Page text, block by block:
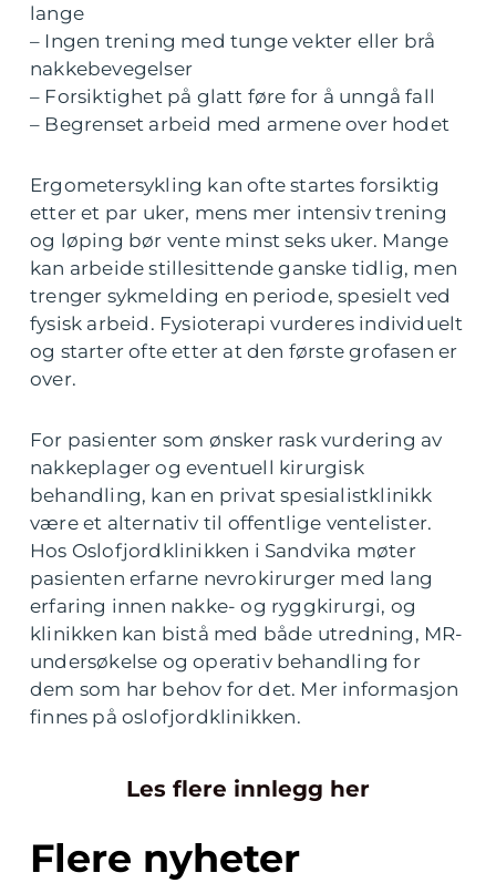
lange
– Ingen trening med tunge vekter eller brå
nakkebevegelser
– Forsiktighet på glatt føre for å unngå fall
– Begrenset arbeid med armene over hodet
Ergometersykling kan ofte startes forsiktig
etter et par uker, mens mer intensiv trening
og løping bør vente minst seks uker. Mange
kan arbeide stillesittende ganske tidlig, men
trenger sykmelding en periode, spesielt ved
fysisk arbeid. Fysioterapi vurderes individuelt
og starter ofte etter at den første grofasen er
over.
For pasienter som ønsker rask vurdering av
nakkeplager og eventuell kirurgisk
behandling, kan en privat spesialistklinikk
være et alternativ til offentlige ventelister.
Hos Oslofjordklinikken i Sandvika møter
pasienten erfarne nevrokirurger med lang
erfaring innen nakke- og ryggkirurgi, og
klinikken kan bistå med både utredning, MR-
undersøkelse og operativ behandling for
dem som har behov for det. Mer informasjon
finnes på oslofjordklinikken.
Les flere innlegg her
Flere nyheter